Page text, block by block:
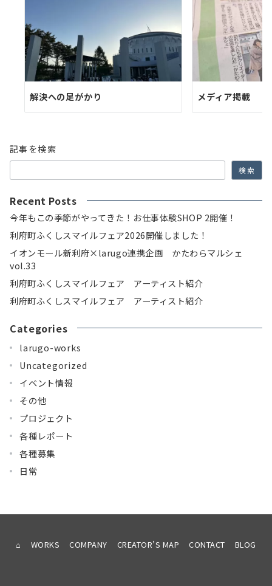
解決への足がかり メディア掲載
記事を検索
検索
Recent Posts
今年もこの季節がやってきた！お仕事体験SHOP 2開催！
利府町ふくしスマイルフェア2026開催しました！
イオンモール新利府×larugo連携企画 かたわらマルシェ
vol.33
利府町ふくしスマイルフェア アーティスト紹介
利府町ふくしスマイルフェア アーティスト紹介
Categories
larugo-works
Uncategorized
イベント情報
その他
プロジェクト
各種レポート
各種募集
日常
⌂ WORKS COMPANY CREATOR’S MAP CONTACT BLOG